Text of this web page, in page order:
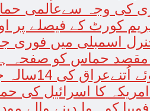
کی وجہ سےعالمی
کورٹ کے فیصلے پر
اسمبلی میں فوری
حماس کو صفحہ
جنگ میں نہیں ہوئے، جمائما
امریکہ کا اسرائیل کی
کو ہوا دینے والے